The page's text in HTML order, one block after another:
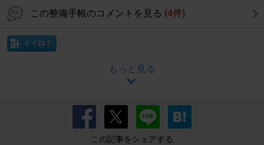
この整備手帳のコメントを見る (4件)
イイね！
もっと見る
この記事をシェアする